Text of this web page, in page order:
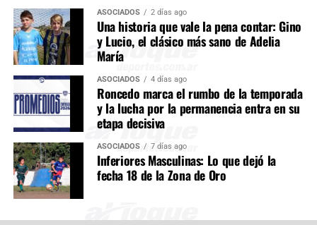
ASOCIADOS 2 días ago
Una historia que vale la pena contar: Gino
y Lucio, el clásico más sano de Adelia
María
ASOCIADOS 4 días ago
Roncedo marca el rumbo de la temporada
y la lucha por la permanencia entra en su
etapa decisiva
ASOCIADOS 7 días ago
Inferiores Masculinas: Lo que dejó la
fecha 18 de la Zona de Oro